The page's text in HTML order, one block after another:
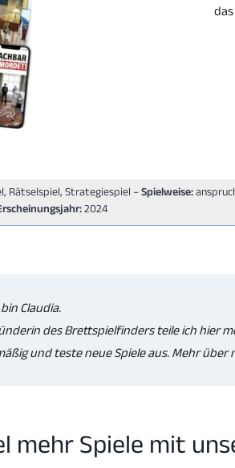
Rätselspiel, Strategiespiel –Spielweise:
2024
Claudia.
des Brettspielfinders teile ich hier
und teste neue Spiele aus. Mehr
mehr Spiele mit